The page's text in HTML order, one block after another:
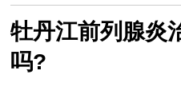
牡丹江前列腺炎
吗?